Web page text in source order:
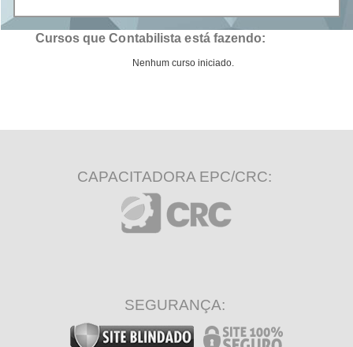
Cursos que Contabilista está fazendo:
Nenhum curso iniciado.
CAPACITADORA EPC/CRC:
SEGURANÇA: